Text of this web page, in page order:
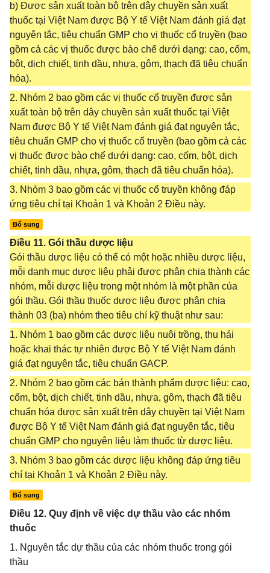
b) Được sản xuất toàn bộ trên dây chuyền sản xuất
thuốc tại Việt Nam được Bộ Y tế Việt Nam đánh giá đạt
nguyên tắc, tiêu chuẩn GMP cho vị thuốc cổ truyền (bao
gồm cả các vị thuốc được bào chế dưới dạng: cao, cốm,
bột, dịch chiết, tinh dầu, nhựa, gôm, thạch đã tiêu chuẩn
hóa).
2. Nhóm 2 bao gồm các vị thuốc cổ truyền được sản
xuất toàn bộ trên dây chuyền sản xuất thuốc tại Việt
Nam được Bộ Y tế Việt Nam đánh giá đạt nguyên tắc,
tiêu chuẩn GMP cho vị thuốc cổ truyền (bao gồm cả các
vị thuốc được bào chế dưới dạng: cao, cốm, bột, dịch
chiết, tinh dầu, nhựa, gôm, thạch đã tiêu chuẩn hóa).
3. Nhóm 3 bao gồm các vị thuốc cổ truyền không đáp
ứng tiêu chí tại Khoản 1 và Khoản 2 Điều này.
Bổ sung
Điều 11. Gói thầu dược liệu
Gói thầu dược liệu có thể có một hoặc nhiều dược liệu,
mỗi danh mục dược liệu phải được phân chia thành các
nhóm, mỗi dược liệu trong một nhóm là một phần của
gói thầu. Gói thầu thuốc dược liệu được phân chia
thành 03 (ba) nhóm theo tiêu chí kỹ thuật như sau:
1. Nhóm 1 bao gồm các dược liệu nuôi trồng, thu hái
hoặc khai thác tự nhiên được Bộ Y tế Việt Nam đánh
giá đạt nguyên tắc, tiêu chuẩn GACP.
2. Nhóm 2 bao gồm các bán thành phẩm dược liệu: cao,
cốm, bột, dịch chiết, tinh dầu, nhựa, gôm, thạch đã tiêu
chuẩn hóa được sản xuất trên dây chuyền tại Việt Nam
được Bộ Y tế Việt Nam đánh giá đạt nguyên tắc, tiêu
chuẩn GMP cho nguyên liệu làm thuốc từ dược liệu.
3. Nhóm 3 bao gồm các dược liệu không đáp ứng tiêu
chí tại Khoản 1 và Khoản 2 Điều này.
Bổ sung
Điều 12. Quy định về việc dự thầu vào các nhóm
thuốc
1. Nguyên tắc dự thầu của các nhóm thuốc trong gói
thầu